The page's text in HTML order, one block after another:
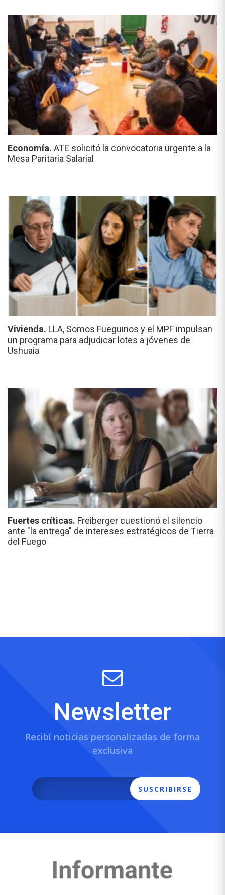
Economía. ATE solicitó la convocatoria urgente a la
Mesa Paritaria Salarial
Vivienda. LLA, Somos Fueguinos y el MPF impulsan
un programa para adjudicar lotes a jóvenes de
Ushuaia
Fuertes críticas. Freiberger cuestionó el silencio
ante "la entrega" de intereses estratégicos de Tierra
del Fuego
Newsletter
Recibí noticias personalizadas de forma
exclusiva
SUSCRIBIRSE